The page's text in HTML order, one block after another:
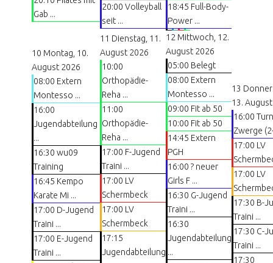
Gab ...
20:00 Volleyball
seit ...
18:45 Full-Body-
Power ...
10 Montag, 10.
August 2026
08:00 Extern
Montesso ...
16:00
Jugendabteilung
...
16:30 wu09
Training
16:45 Kempo
Karate Mi ...
17:00 D-Jugend
Traini ...
17:00 E-Jugend
Traini ...
11 Dienstag, 11.
August 2026
10:00
Orthopädie-
Reha ...
11:00
Orthopädie-
Reha ...
17:00 F-Jugend
Traini ...
17:00 LV
Schermbeck
17:00 LV
Schermbeck
17:15
Jugendabteilung
12 Mittwoch, 12.
August 2026
05:00 Belegt
08:00 Extern
Montesso ...
09:00 Fit ab 50
10:00 Fit ab 50
14:45 Extern
PGH
16:00 ? neuer
Girls F ...
16:30 G-Jugend
Traini ...
16:30
Jugendabteilung
...
13
13.
16:00 Turn
Zwerge
17:00 LV
17:00 LV
17:30 B-
Traini ...
17:30 C-
Traini ...
17:30